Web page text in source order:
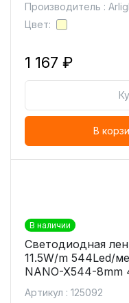
Производитель :
Цвет:
1 167 ₽
В
В наличии
Светодиодная
11.5W/m 544Led/
NANO-X544-8mm
Артикул : 125092